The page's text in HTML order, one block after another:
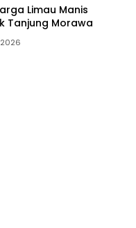
Limau Manis
Tanjung Morawa